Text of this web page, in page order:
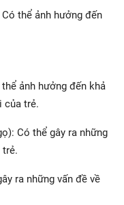
thể ảnh hưởng đến
ảnh hưởng đến khả
của trẻ.
Có thể gây ra những
trẻ.
ra những vấn đề về